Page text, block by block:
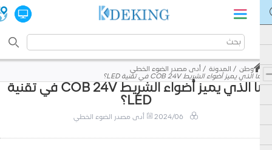
وطن المدونة
أدى مصدر الضوء الخطي
ما الذي يميز أضواء الشريط COB 24V في تقنية LED؟
ما الذي يميز أضواء الشريط COB 24V في تقنية
LED؟
2024/06 أدى مصدر الضوء الخطي